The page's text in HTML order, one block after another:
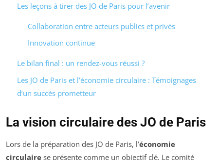
Les leçons à tirer des JO de Paris pour l’avenir
Collaboration entre acteurs publics et privés
Innovation continue
Le bilan final : un rendez-vous réussi ?
Les JO de Paris et l’économie circulaire : Témoignages
d’un succès prometteur
La vision circulaire des JO de Paris
Lors de la préparation des JO de Paris, l’économie
circulaire se présente comme un objectif clé. Le comité